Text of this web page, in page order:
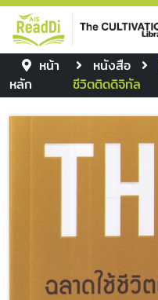
หน้า
หลัก
หนังสือ
ชีวิตติดดิจิทัล